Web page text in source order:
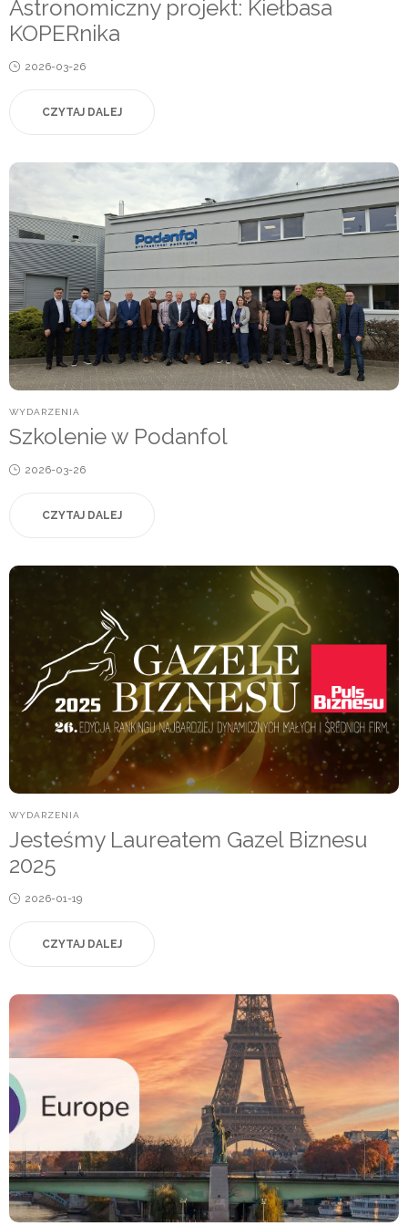
Astronomiczny projekt: Kiełbasa
KOPERnika
Posted
2026-03-26
CZYTAJ DALEJ
POSTED
WYDARZENIA
Szkolenie w Podanfol
Posted
2026-03-26
CZYTAJ DALEJ
POSTED
WYDARZENIA
Jesteśmy Laureatem Gazel Biznesu
2025
Posted
2026-01-19
CZYTAJ DALEJ